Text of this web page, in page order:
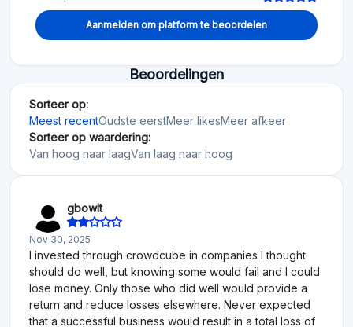
Aanmelden om platform te beoordelen
Beoordelingen
Sorteer op:
Meest recentOudste eerstMeer likesMeer afkeer
Sorteer op waardering:
Van hoog naar laagVan laag naar hoog
gbowlt
Nov 30, 2025
I invested through crowdcube in companies I thought
should do well, but knowing some would fail and I could
lose money. Only those who did well would provide a
return and reduce losses elsewhere. Never expected
that a successful business would result in a total loss of